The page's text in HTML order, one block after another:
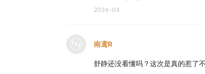
2024-04
南鸢R
舒静还没看懂吗？这次是真的惹了